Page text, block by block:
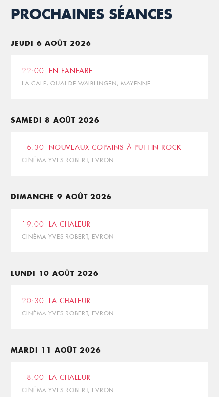
PROCHAINES SÉANCES
JEUDI 6 AOÛT 2026
22:00 EN FANFARE
LA CALE, QUAI DE WAIBLINGEN, MAYENNE
SAMEDI 8 AOÛT 2026
16:30 NOUVEAUX COPAINS À PUFFIN ROCK
CINÉMA YVES ROBERT, EVRON
DIMANCHE 9 AOÛT 2026
19:00 LA CHALEUR
CINÉMA YVES ROBERT, EVRON
LUNDI 10 AOÛT 2026
20:30 LA CHALEUR
CINÉMA YVES ROBERT, EVRON
MARDI 11 AOÛT 2026
18:00 LA CHALEUR
CINÉMA YVES ROBERT, EVRON